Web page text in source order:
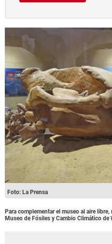
Foto: La Prensa
Para complementar el museo al aire
Museo de Fósiles y Cambio Climático de